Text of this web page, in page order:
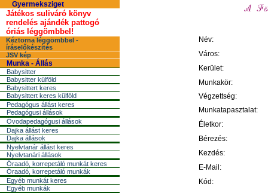
Gyermeksziget
Játékos suliváró könyv
rendelés ajándék pattogó
óriás léggömbbel!
Kéztorna léggömbbel -
íráselőkészítés
JSV kép
Munka - Állás
Babysitter
Babysitter külföld
Babysittert keres
Babysittert keres külföld
Pedagógus állást keres
Pedagógusi állások
Óvodapedagógusi állások
Dajka állást keres
Dajka állások
Nyelvtanár állást keres
Nyelvtanári állások
Óraadó, korrepetáló munkát keres
Óraadó, korrepetáló munkák
Egyéb munkát keres
Egyéb munkák
Név:
Város:
Kerület:
Munkakör:
Végzettség:
Munkatapasztalat:
Életkor:
Bérezés:
Kezdés:
E-Mail:
Kód: